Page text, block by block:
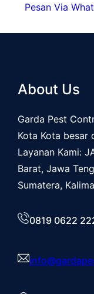
Pesan Via
About Us
Garda Pest
Kota Kota besar
Layanan Kami:
Barat, Jawa
Sumatera,
0819 0622